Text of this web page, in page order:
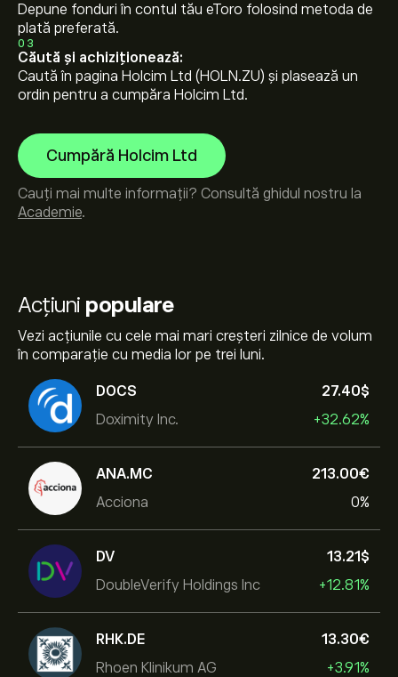
Acțiuni populare
Vezi acțiunile cu cele mai mari creșteri zilnice de volum
în comparație cu media lor pe trei luni.
DOCS
Doximity Inc.
27.40‎$‎
+32.62%
ANA.MC
Acciona
213.00‎€‎
0%
DV
DoubleVerify Holdings Inc
13.21‎$‎
+12.81%
RHK.DE
Rhoen Klinikum AG
13.30‎€‎
+3.91%
Depune fonduri în contul tău eToro folosind metoda de
plată preferată.
03
Căută și achiziționează:
Caută în pagina Holcim Ltd (HOLN.ZU) și plasează un
ordin pentru a cumpăra Holcim Ltd.
Cumpără Holcim Ltd
Cauți mai multe informații? Consultă ghidul nostru la
Academie.